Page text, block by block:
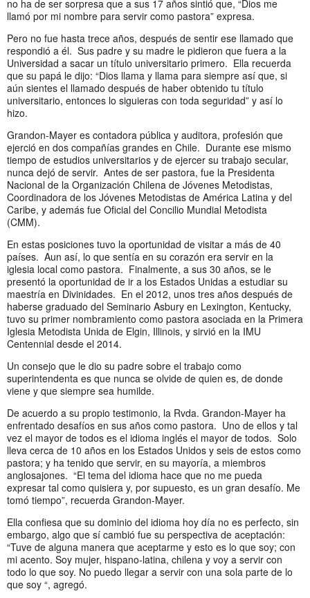
no ha de ser sorpresa que a sus 17 años sintió que, “Dios me
llamó por mi nombre para servir como pastora” expresa.
Pero no fue hasta trece años, después de sentir ese llamado que
respondió a él. Sus padre y su madre le pidieron que fuera a la
Universidad a sacar un título universitario primero. Ella recuerda
que su papá le dijo: “Dios llama y llama para siempre así que, si
aún sientes el llamado después de haber obtenido tu título
universitario, entonces lo siguieras con toda seguridad” y así lo
hizo.
Grandon-Mayer es contadora pública y auditora, profesión que
ejerció en dos compañías grandes en Chile. Durante ese mismo
tiempo de estudios universitarios y de ejercer su trabajo secular,
nunca dejó de servir. Antes de ser pastora, fue la Presidenta
Nacional de la Organización Chilena de Jóvenes Metodistas,
Coordinadora de los Jóvenes Metodistas de América Latina y del
Caribe, y además fue Oficial del Concilio Mundial Metodista
(CMM).
En estas posiciones tuvo la oportunidad de visitar a más de 40
países. Aun así, lo que sentía en su corazón era servir en la
iglesia local como pastora. Finalmente, a sus 30 años, se le
presentó la oportunidad de ir a los Estados Unidas a estudiar su
maestría en Divinidades. En el 2012, unos tres años después de
haberse graduado del Seminario Asbury en Lexington, Kentucky,
tuvo su primer nombramiento como pastora asociada en la Primera
Iglesia Metodista Unida de Elgin, Illinois, y sirvió en la IMU
Centennial desde el 2014.
Un consejo que le dio su padre sobre el trabajo como
superintendenta es que nunca se olvide de quien es, de donde
viene y que siempre sea humilde.
De acuerdo a su propio testimonio, la Rvda. Grandon-Mayer ha
enfrentado desafíos en sus años como pastora. Uno de ellos y tal
vez el mayor de todos es el idioma inglés el mayor de todos. Solo
lleva cerca de 10 años en los Estados Unidos y seis de estos como
pastora; y ha tenido que servir, en su mayoría, a miembros
anglosajones. “El tema del idioma hace que no me pueda
expresar tal como quisiera y, por supuesto, es un gran desafío. Me
tomó tiempo”, recuerda Grandon-Mayer.
Ella confiesa que su dominio del idioma hoy día no es perfecto, sin
embargo, algo que sí cambió fue su perspectiva de aceptación:
“Tuve de alguna manera que aceptarme y esto es lo que soy; con
mi acento. Soy mujer, hispano-latina, chilena y voy a servir con
todo lo que soy. No puedo llegar a servir con una sola parte de lo
que soy “, agregó.